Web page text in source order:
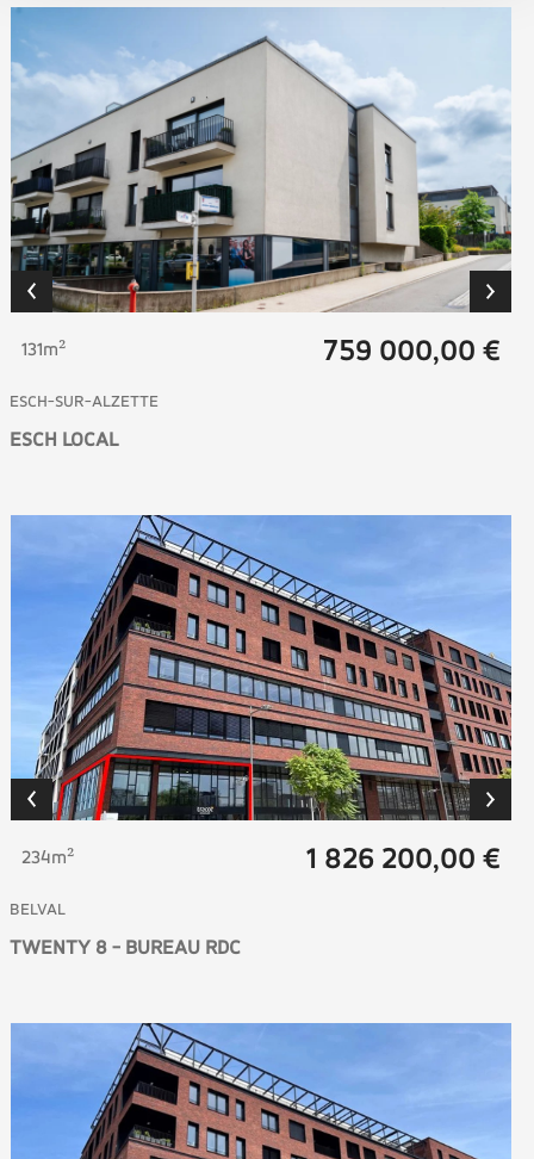
131m² 759 000,00 €
ESCH-SUR-ALZETTE
ESCH LOCAL
234m² 1 826 200,00 €
BELVAL
TWENTY 8 - BUREAU RDC